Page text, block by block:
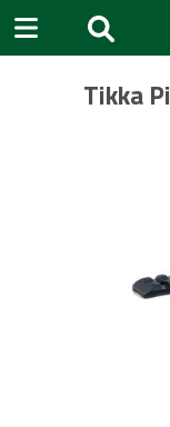
Tikka